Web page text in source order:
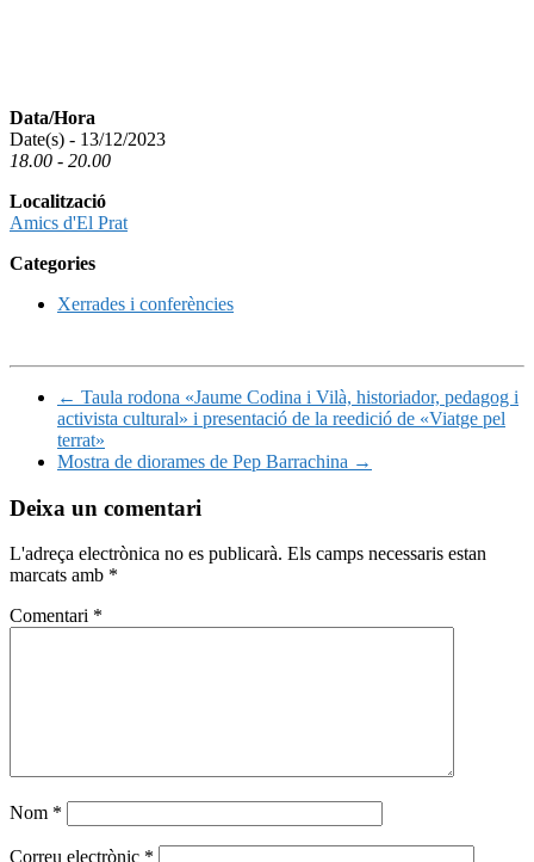
Data/Hora
Date(s) - 13/12/2023
18.00 - 20.00
Localització
Amics d'El Prat
Categories
Xerrades i conferències
← Taula rodona «Jaume Codina i Vilà, historiador, pedagog i
activista cultural» i presentació de la reedició de «Viatge pel
terrat»
Mostra de diorames de Pep Barrachina →
Deixa un comentari
L'adreça electrònica no es publicarà. Els camps necessaris estan
marcats amb *
Comentari *
Nom *
Correu electrònic *